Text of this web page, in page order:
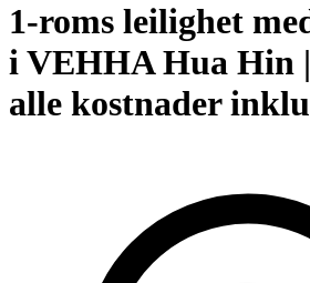
1-roms leilighet
i VEHHA Hua Hin |
alle kostnader